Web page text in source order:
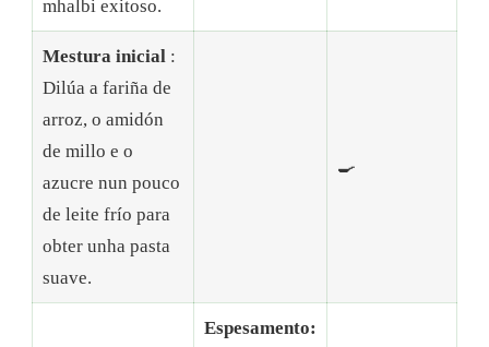
mhalbi exitoso.
Mestura inicial:
Dilúa a fariña de
arroz, o amidón
de millo e o
azucre nun pouco
de leite frío para
obter unha pasta
suave.
🍳
Espesamento: